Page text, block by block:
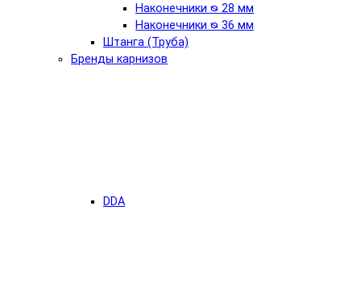
Наконечники ᴓ 28 мм
Наконечники ᴓ 36 мм
Штанга (Труба)
Бренды карнизов
DDA